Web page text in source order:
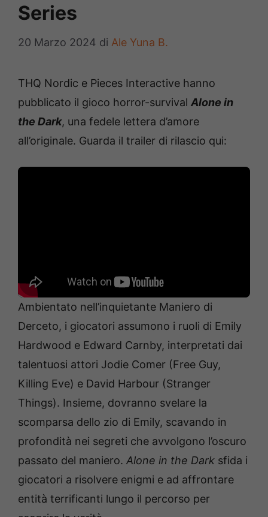
Series
20 Marzo 2024 di Ale Yuna B.
THQ Nordic e Pieces Interactive hanno
pubblicato il gioco horror-survival Alone in
the Dark, una fedele lettera d’amore
all’originale. Guarda il trailer di rilascio qui:
Ambientato nell’inquietante Maniero di
Derceto, i giocatori assumono i ruoli di Emily
Hardwood e Edward Carnby, interpretati dai
talentuosi attori Jodie Comer (Free Guy,
Killing Eve) e David Harbour (Stranger
Things). Insieme, dovranno svelare la
scomparsa dello zio di Emily, scavando in
profondità nei segreti che avvolgono l’oscuro
passato del maniero. Alone in the Dark sfida i
giocatori a risolvere enigmi e ad affrontare
entità terrificanti lungo il percorso per